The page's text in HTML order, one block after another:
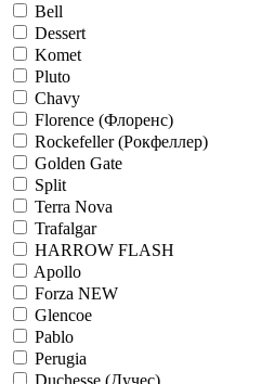
Bell
Dessert
Komet
Pluto
Chavy
Florence (Флоренс)
Rockefeller (Рокфеллер)
Golden Gate
Split
Terra Nova
Trafalgar
HARROW FLASH
Apollo
Forza NEW
Glencoe
Pablo
Perugia
Duchesse (Дучес)